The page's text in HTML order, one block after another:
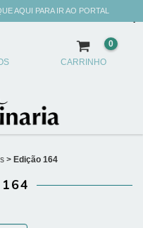
AQUI PARA IR AO PORTAL
CARRINHO
0
> Edição 164